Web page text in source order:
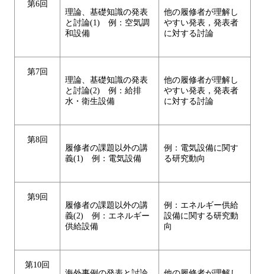
第6回
理論、基礎知識の発表
と討論(1) 例：空気調
和設備
他の履修者が理解し
やすい発表，発表者
に対する討論
第7回
理論、基礎知識の発表
と討論(2) 例：給排
水・衛生設備
他の履修者が理解し
やすい発表，発表者
に対する討論
第8回
履修者の課題以外の講
義(1) 例：電気設備
例：電気設備に関す
る研究動向
第9回
履修者の課題以外の講
義(2) 例：エネルギー
供給設備
例：エネルギー供給
設備に関する研究動
向
第10回